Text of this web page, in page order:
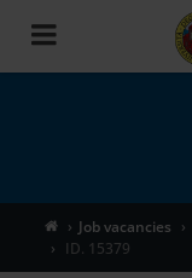
Toggle
navigation
Job vacancies
ID. 15379